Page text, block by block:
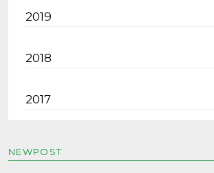
2019
2018
2017
NEWPOST